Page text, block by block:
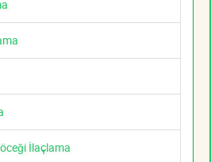
İlaçlama